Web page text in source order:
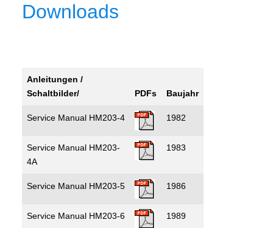
Downloads
Anleitungen /
Schaltbilder/
PDFs Baujahr
Service Manual HM203-4 1982
Service Manual HM203-
4A
1983
Service Manual HM203-5 1986
Service Manual HM203-6 1989